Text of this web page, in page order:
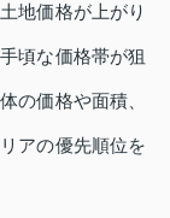
地価格が上がり
頃な価格帯が狙
の価格や面積、
アの優先順位を